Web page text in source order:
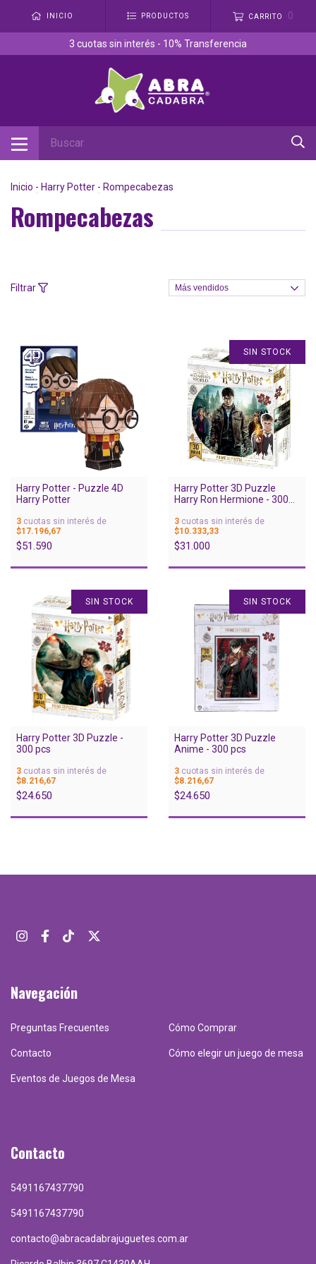
INICIO PRODUCTOS CARRITO 0
3 cuotas sin interés - 10% Transferencia
Inicio - Harry Potter - Rompecabezas
Rompecabezas
Filtrar
Harry Potter - Puzzle 4D
Harry Potter
3 cuotas sin interés de
$17.196,67
$51.590
SIN STOCK
Harry Potter 3D Puzzle
Harry Ron Hermione - 300
3 cuotas sin interés de
$10.333,33
$31.000
SIN STOCK
Harry Potter 3D Puzzle -
300 pcs
3 cuotas sin interés de
$8.216,67
$24.650
SIN STOCK
Harry Potter 3D Puzzle
Anime - 300 pcs
3 cuotas sin interés de
$8.216,67
$24.650
Navegación
Preguntas Frecuentes Cómo Comprar
Contacto Cómo elegir un juego de mesa
Eventos de Juegos de Mesa
Contacto
5491167437790
5491167437790
contacto@abracadabrajuguetes.com.ar